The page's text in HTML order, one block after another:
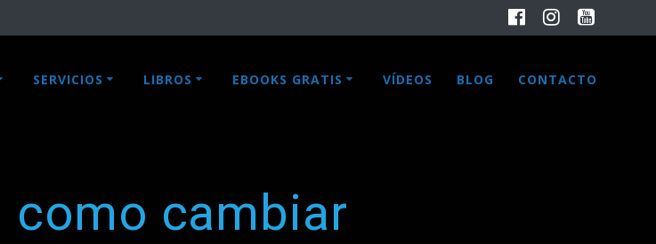
SERVICIOS LIBROS EBOOKS GRATIS VÍDEOS BLOG CONTACTO
como cambiar